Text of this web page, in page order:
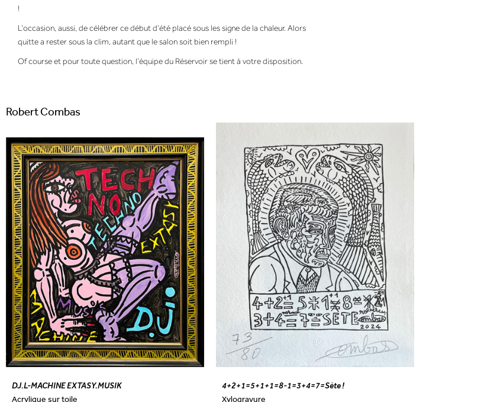
!
L’occasion, aussi, de célébrer ce début d’été placé sous les signe de la chaleur. Alors
quitte a rester sous la clim, autant que le salon soit bien rempli !
Of course et pour toute question, l’équipe du Réservoir se tient à votre disposition.
Robert Combas
DJ.L-MACHINE EXTASY.MUSIK
Acrylique sur toile
4+2+1=5+1+1=8-1=3+4=7=Sète !
Xylogravure